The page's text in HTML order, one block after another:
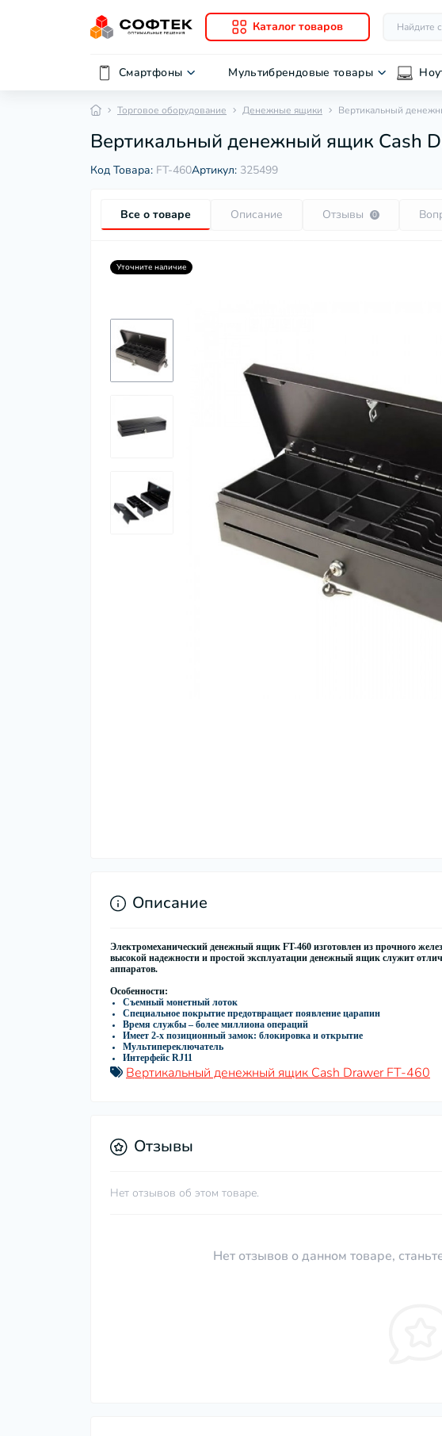
Каталог товаров
Смартфоны Мультибрендовые товары
Торговое оборудование Денежные ящики Вертикальный
Вертикальный денежный ящик Cash
Код Товара: FT-460Артикул: 325499
Все о товаре Описание Отзывы 0
Уточните наличие
Описание
Электромеханический денежный ящик FT-460 изготовлен из прочного
высокой надежности и простой эксплуатации денежный ящик служит
аппаратов.
Особенности:
Съемный монетный лоток
Специальное покрытие предотвращает появление царапин
Время службы – более миллиона операций
Имеет 2-х позиционный замок: блокировка и открытие
Мультипереключатель
Интерфейс RJ11
Вертикальный денежный ящик Cash Drawer FT-460
Отзывы
Нет отзывов об этом товаре.
Нет отзывов о данном товаре,